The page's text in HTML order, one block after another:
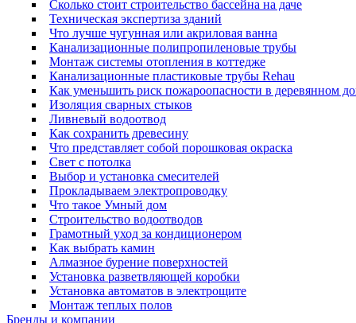
Сколько стоит строительство бассейна на даче
Техническая экспертиза зданий
Что лучше чугунная или акриловая ванна
Канализационные полипропиленовые трубы
Монтаж системы отопления в коттедже
Канализационные пластиковые трубы Rehau
Как уменьшить риск пожароопасности в деревянном
Изоляция сварных стыков
Ливневый водоотвод
Как сохранить древесину
Что представляет собой порошковая окраска
Свет с потолка
Выбор и установка смесителей
Прокладываем электропроводку
Что такое Умный дом
Строительство водоотводов
Грамотный уход за кондиционером
Как выбрать камин
Алмазное бурение поверхностей
Установка разветвляющей коробки
Установка автоматов в электрощите
Монтаж теплых полов
Бренды и компании